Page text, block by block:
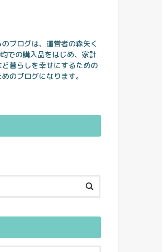
ブログは、運営者の森矢く
での購入品をはじめ、家計
暮らしを幸せにするための
のブログになります。